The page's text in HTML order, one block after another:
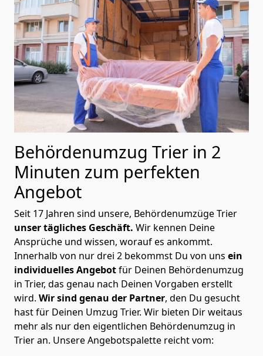
Behördenumzug Trier in 2
Minuten zum perfekten
Angebot
Seit 17 Jahren sind unsere, Behördenumzüge Trier
unser tägliches Geschäft. Wir kennen Deine
Ansprüche und wissen, worauf es ankommt.
Innerhalb von nur drei 2 bekommst Du von uns ein
individuelles Angebotfür Deinen Behördenumzug
in Trier, das genau nach Deinen Vorgaben erstellt
wird. Wir sind genau der Partner, den Du gesucht
hast für Deinen Umzug Trier. Wir bieten Dir weitaus
mehr als nur den eigentlichen Behördenumzug in
Trier an. Unsere Angebotspalette reicht vom: